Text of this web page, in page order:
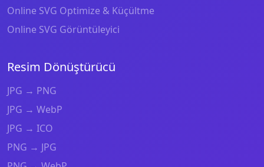
Online SVG Optimize & Küçültme
Online SVG Görüntüleyici
Resim Dönüştürücü
JPG → PNG
JPG → WebP
JPG → ICO
PNG → JPG